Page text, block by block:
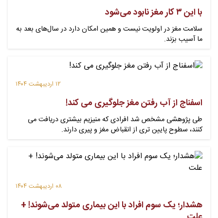
با این ۳ کار مغز نابود می‌شود
سلامت مغز در اولویت نیست و همین امکان دارد در سال‌های بعد به
ما آسیب بزند.
۱۲ اردیبهشت ۱۴۰۴
اسفناج از آب رفتن مغز جلوگیری می کند!
طی پژوهشی مشخص شد افرادی که منیزیم بیشتری دریافت می
کنند، سطوح پایین تری از انقباض مغز و پیری دارند.
۰۸ اردیبهشت ۱۴۰۴
هشدار؛ یک‌ سوم افراد با این بیماری متولد می‌شوند! +